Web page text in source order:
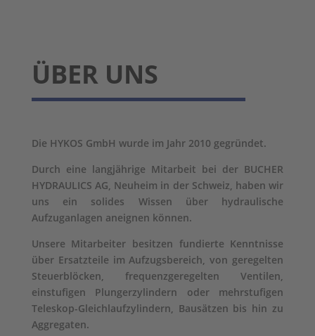
ÜBER UNS
Die HYKOS GmbH wurde im Jahr 2010 gegründet.
Durch eine langjährige Mitarbeit bei der BUCHER
HYDRAULICS AG, Neuheim in der Schweiz, haben wir
uns ein solides Wissen über hydraulische
Aufzuganlagen aneignen können.
Unsere Mitarbeiter besitzen fundierte Kenntnisse
über Ersatzteile im Aufzugsbereich, von geregelten
Steuerblöcken, frequenzgeregelten Ventilen,
einstufigen Plungerzylindern oder mehrstufigen
Teleskop-Gleichlaufzylindern, Bausätzen bis hin zu
Aggregaten.